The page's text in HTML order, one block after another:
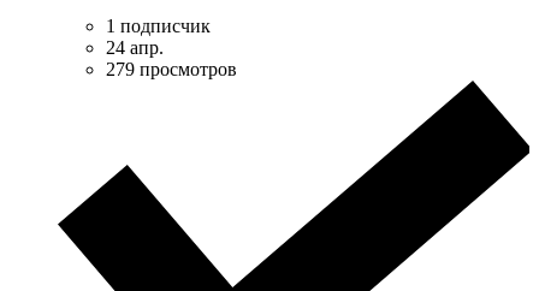
1 подписчик
24 апр.
279 просмотров